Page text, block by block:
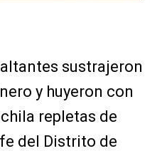
sustrajeron
y huyeron con
repletas de
del Distrito de